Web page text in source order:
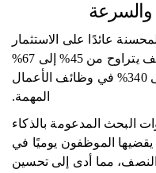
والسرعة
عائدًا على الاستثمار
بنسبة 340%، مع توفير في التكاليف يتراوح من 45% إلى 67%
وتحسينات في الإنتاجية تصل إلى 340% في وظائف الأعمال
المهمة.
البحث المدعومة بالذكاء
​​1.9 ساعة التي يقضيها الموظفون يوميًا في
مما أدى إلى تحسين